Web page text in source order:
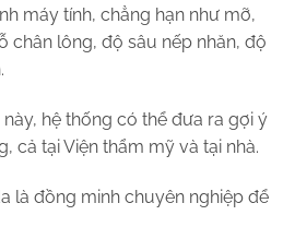
máy tính, chẳng hạn như mỡ,
chân lông, độ sâu nếp nhăn, độ
hệ thống có thể đưa ra gợi ý
cả tại Viện thẩm mỹ và tại nhà.
là đồng minh chuyên nghiệp để